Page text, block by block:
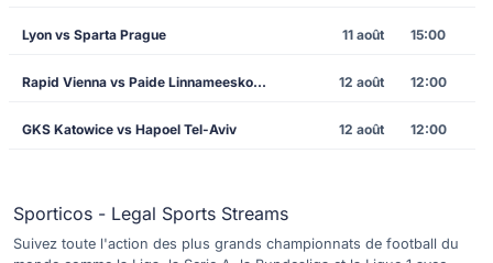
Lyon vs Sparta Prague 11 août 15:00
Rapid Vienna vs Paide Linnameeskond 12 août 12:00
GKS Katowice vs Hapoel Tel-Aviv 12 août 12:00
Sporticos - Legal Sports Streams
Suivez toute l'action des plus grands championnats de football du